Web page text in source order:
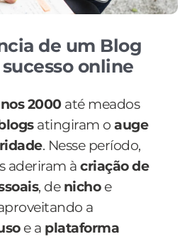
de um Blog
online
2000até meados
atingiram oauge
. Nesse período,
aderiram àcriação de
, de nicho e
a
e a plataforma